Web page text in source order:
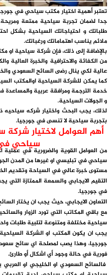
تعتبر أهمية اختيار مكتب سياحي في
جدا لضمان تجربة سياحية ممتعة
طلباتك و احتياجاتك السياحية بشكل
ملائم يناسب اهتماماتك ورغباتك.
بالإضافة إلى ذلك، فإن شركة سياحية
من الكفائة والاحترافية والخبرة
عالية لكي ينال رضى السائح السعودي
كما يمكن للشركة السياحية اوالمكتب
خدمة الترجمة ومرافقة عربية والمساعدة
و الجولات السياحية.
لذلك، يجب البحث واختيار شركه
بتجربة سياحية لا تنسى في جورجيا.
أهم العوامل لاختيار
سياحي
من العوامل القوية والضرورية في
سياحي في تبليسي او غيرها من المدن
مستوى خبرة عالي في السياحة وتقديم
التقيم الايجابي والسمعة الممتازة
في جورجيا.
التعاون الايجابي، حيث يجب ان يختار
مع باقي المكاتب التي تورد الزوار
سياحية مختلفة ومتنوعة لتلبية طلبات
يجب ان يكون المكتب او الشركة
جورجيا، وهذا يصب لمصلحة اي سائح
فورية في حالة وجود أي اشكال أو طارئ.
فالسائح السعودي او الخليجي او